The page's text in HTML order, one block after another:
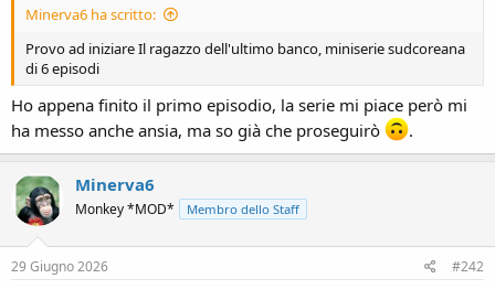
i
c
u
s
i
o
n
e
z
o
Minerva6 ha scritto:
Provo ad iniziare Il ragazzo dell'ultimo banco, miniserie sudcoreana
di 6 episodi
Ho appena finito il primo episodio, la serie mi piace però mi
ha messo anche ansia, ma so già che proseguirò
.
Minerva6
Monkey *MOD* Membro dello Staff
29 Giugno 2026 #242